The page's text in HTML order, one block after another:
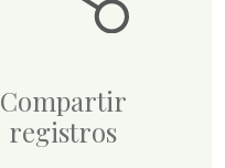
Compartir
registros